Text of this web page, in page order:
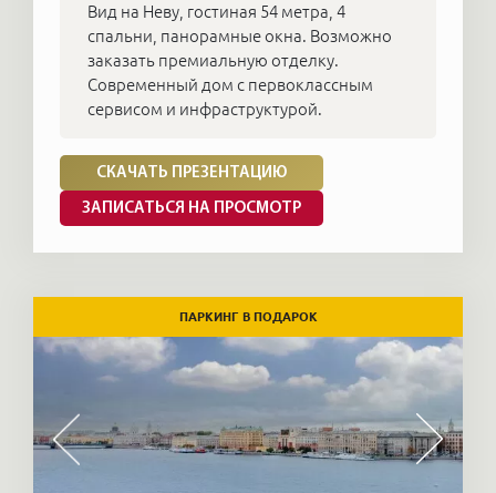
Вид на Неву, гостиная 54 метра, 4
спальни, панорамные окна. Возможно
заказать премиальную отделку.
Современный дом с первоклассным
сервисом и инфраструктурой.
СКАЧАТЬ ПРЕЗЕНТАЦИЮ
ЗАПИСАТЬСЯ НА ПРОСМОТР
ПАРКИНГ В ПОДАРОК